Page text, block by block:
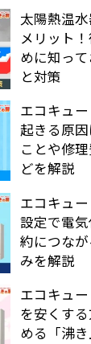
太陽熱温
メリット
めに知っ
と対策
エコキュ
起きる原
ことや修
どを解説
エコキュ
設定で電
約につな
みを解説
エコキュ
を安くす
める「沸